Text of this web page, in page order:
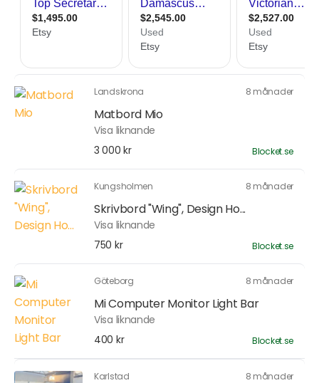
Landskrona 8 månader
Matbord Mio
Visa liknande
3 000 kr
Blocket.se
Kungsholmen 8 månader
Skrivbord "Wing", Design Ho...
Visa liknande
750 kr
Blocket.se
Göteborg 8 månader
Mi Computer Monitor Light Bar
Visa liknande
400 kr
Blocket.se
Karlstad 8 månader